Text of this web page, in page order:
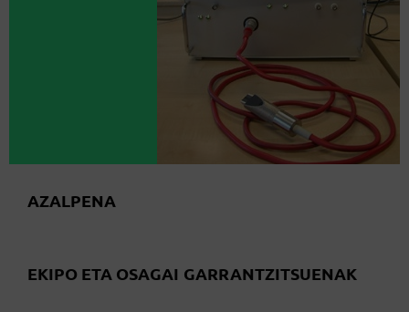
AZALPENA
EKIPO ETA OSAGAI GARRANTZITSUENAK